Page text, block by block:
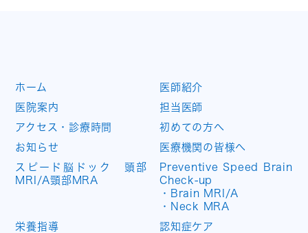
ホーム
医師紹介
医院案内
担当医師
アクセス・診療時間
初めての方へ
お知らせ
医療機関の皆様へ
スピード脳ドック 頭部
MRI/A頸部MRA
Preventive Speed Brain
Check-up
・Brain MRI/A
・Neck MRA
栄養指導
認知症ケア